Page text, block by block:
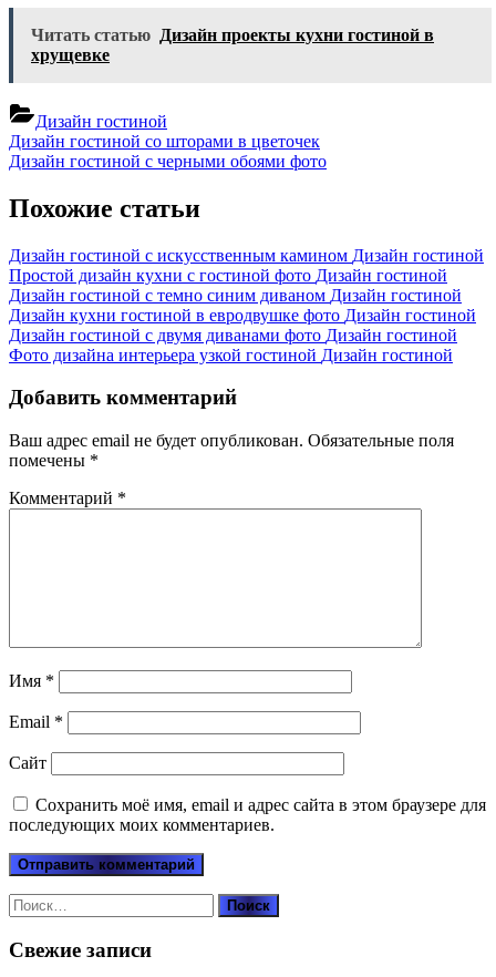
Читать статью Дизайн проекты кухни гостиной в
хрущевке
Дизайн гостиной
Навигация
по
записям
Previous
Post:
Дизайн гостиной со шторами в цветочек
Next
Дизайн гостиной с черными обоями фото
Похожие статьи
Дизайн гостиной с искусственным камином Дизайн гостиной
Простой дизайн кухни с гостиной фото Дизайн гостиной
Дизайн гостиной с темно синим диваном Дизайн гостиной
Дизайн кухни гостиной в евродвушке фото Дизайн гостиной
Дизайн гостиной с двумя диванами фото Дизайн гостиной
Фото дизайна интерьера узкой гостиной Дизайн гостиной
Добавить комментарий
Ваш адрес email не будет опубликован. Обязательные поля
помечены *
Комментарий *
Имя *
Email *
Сайт
Сохранить моё имя, email и адрес сайта в этом браузере для
последующих моих комментариев.
Найти:
Свежие записи